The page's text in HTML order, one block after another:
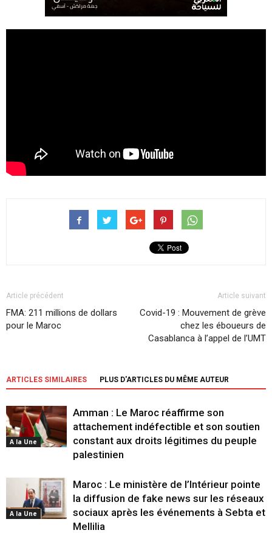
Article précédent
FMA: 211 millions de dollars
pour le Maroc
Article suivant
Covid-19 : Mouvement de grève
chez les éboueurs de
Casablanca à l’appel de l’UMT
ARTICLES SIMILAIRES PLUS D'ARTICLES DU MÊME AUTEUR
A la Une
Amman : Le Maroc réaffirme son
attachement indéfectible et son soutien
constant aux droits légitimes du peuple
palestinien
A la Une
Maroc : Le ministère de l’Intérieur pointe
la diffusion de fake news sur les réseaux
sociaux après les événements à Sebta et
Mellilia